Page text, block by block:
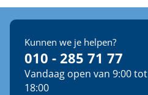
Kunnen we je helpen?
010 - 285 71 77
Vandaag open van 9:00 tot
18:00